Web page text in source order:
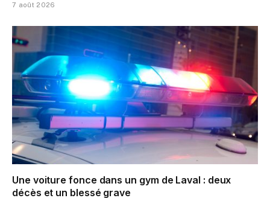
7 août 2026
Une voiture fonce dans un gym de Laval : deux
décès et un blessé grave